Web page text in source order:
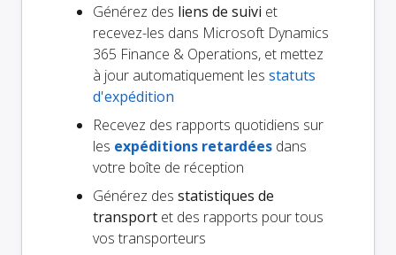
Générez des liens de suivi et
recevez-les dans Microsoft Dynamics
365 Finance & Operations, et mettez
à jour automatiquement les statuts
d'expédition
Recevez des rapports quotidiens sur
les expéditions retardées dans
votre boîte de réception
Générez des statistiques de
transport et des rapports pour tous
vos transporteurs